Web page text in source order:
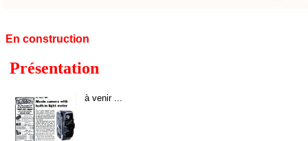
En construction
Présentation
à venir ...